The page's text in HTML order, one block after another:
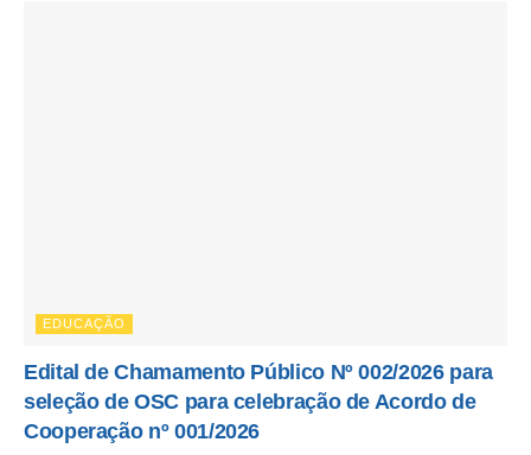
EDUCAÇÃO
Edital de Chamamento Público Nº 002/2026 para
seleção de OSC para celebração de Acordo de
Cooperação nº 001/2026